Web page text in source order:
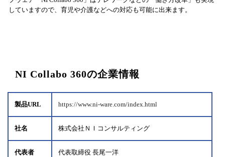
していますので、育児や介護などへの対応も可能に出来ます。
NI Collabo 360の企業情報
製品URL https://www.ni-ware.com/index.html
社名 株式会社ＮＩコンサルティング
代表者 代表取締役 長尾一洋